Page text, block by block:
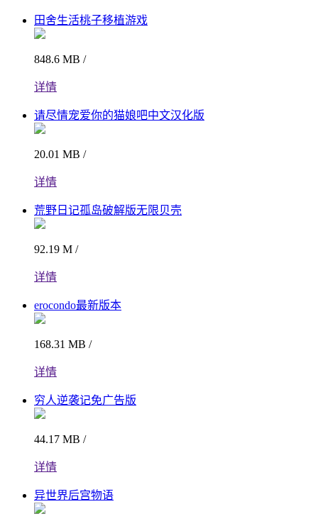
田舍生活桃子移植游戏
848.6 MB /
详情
请尽情宠爱你的猫娘吧中文汉化版
20.01 MB /
详情
荒野日记孤岛破解版无限贝壳
92.19 M /
详情
erocondo最新版本
168.31 MB /
详情
穷人逆袭记免广告版
44.17 MB /
详情
异世界后宫物语